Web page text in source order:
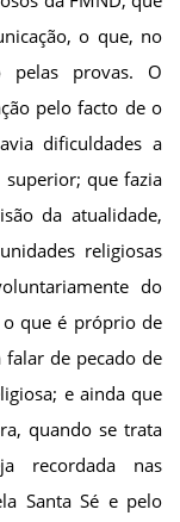
o que, no
pelas provas. O
pelo facto de o
dificuldades a
que fazia
da atualidade,
religiosas
do
que é próprio de
de pecado de
e ainda que
quando se trata
recordada nas
Santa Sé e pelo